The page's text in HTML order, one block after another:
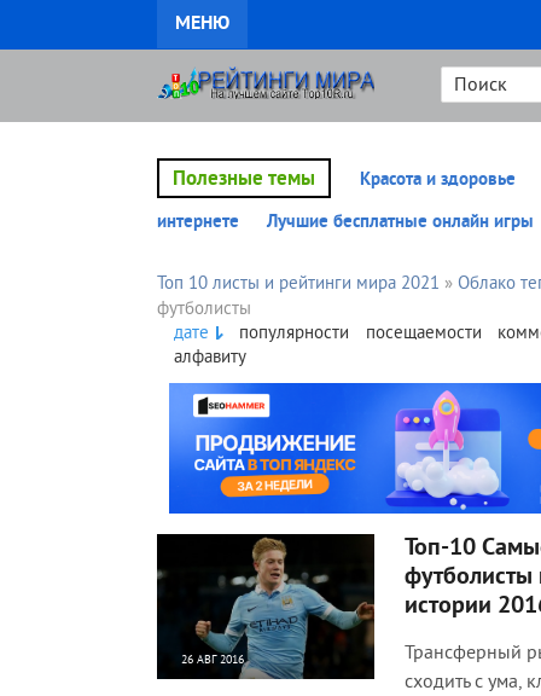
МЕНЮ
Полезные темы
Красота и здоровье
интернете
Лучшие бесплатные онлайн игры
Топ 10 листы и рейтинги мира 2021 » Облако
футболисты
дате
популярности посещаемости
алфавиту
26 АВГ 2016
Топ-10
футболисты
истории
Трансферный
сходить с ума,